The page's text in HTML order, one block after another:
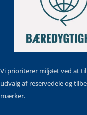
Vi prioriterer miljøet ved at
udvalg af reservedele og
mærker.